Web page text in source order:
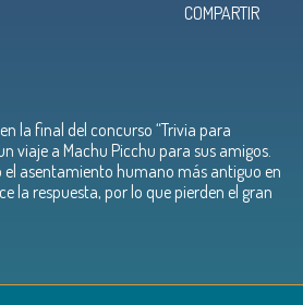
COMPARTIR
la final del concurso “Trivia para
viaje a Machu Picchu para sus amigos.
el asentamiento humano más antiguo en
la respuesta, por lo que pierden el gran